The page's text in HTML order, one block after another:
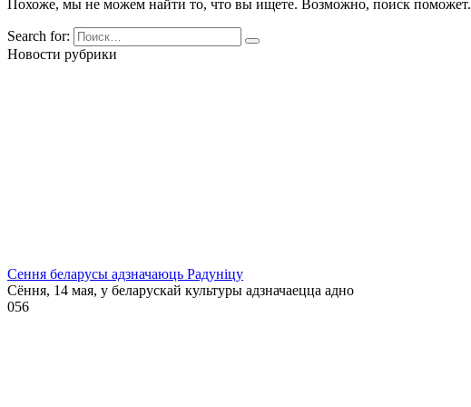
Похоже, мы не можем найти то, что вы ищете. Возможно, поиск поможет.
Search for:
Новости рубрики
Сення беларусы адзначаюць Радуніцу
Сёння, 14 мая, у беларускай культуры адзначаецца адно
056